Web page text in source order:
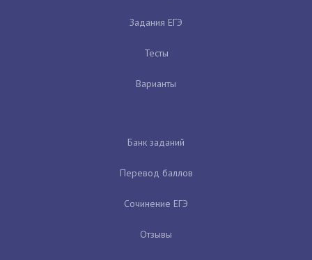
Задания ЕГЭ
Тесты
Варианты
Банк заданий
Перевод баллов
Сочинение ЕГЭ
Отзывы